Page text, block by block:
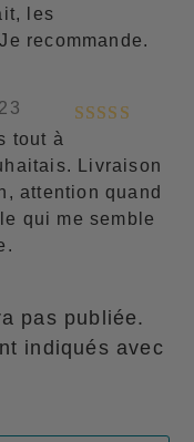
5
les
recommande.
5
tout à
Livraison
attention quand
qui me semble
pas publiée.
indiqués avec